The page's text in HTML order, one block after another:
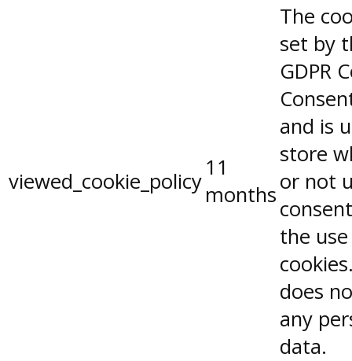
viewed_cookie_policy
11
months
The
set by
GDPR
and is
store
or not
the
does
any
data.